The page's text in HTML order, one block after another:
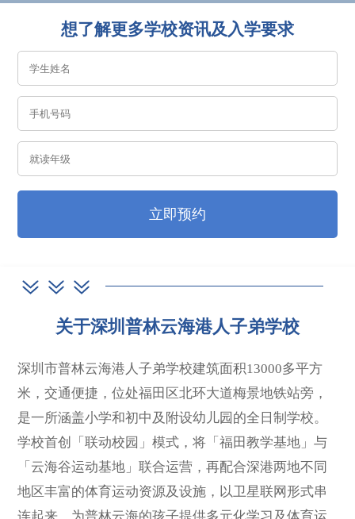
想了解更多学校资讯及入学要求
立即预约
关于深圳普林云海港人子弟学校
深圳市普林云海港人子弟学校建筑面积13000多平方
米，交通便捷，位处福田区北环大道梅景地铁站旁，
是一所涵盖小学和初中及附设幼儿园的全日制学校。
学校首创「联动校园」模式，将「福田教学基地」与
「云海谷运动基地」联合运营，再配合深港两地不同
地区丰富的体育运动资源及设施，以卫星联网形式串